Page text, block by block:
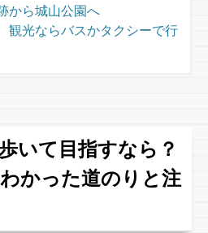
から城山公園へ
観光ならバスかタクシーで行
いて目指すなら？
かった道のりと注